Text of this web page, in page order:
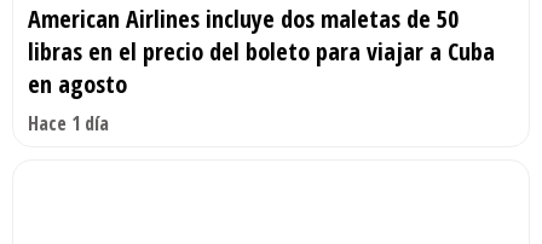
American Airlines incluye dos maletas de 50
libras en el precio del boleto para viajar a Cuba
en agosto
Hace 1 día